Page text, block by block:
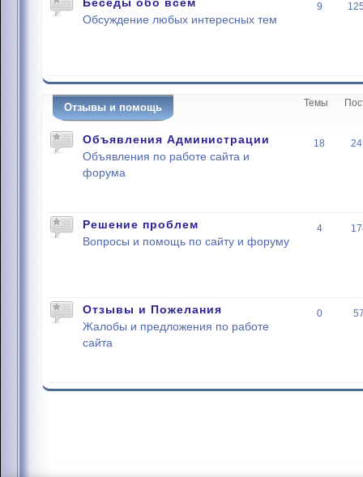
Обсуждение любых интересных тем
9
Отзывы и помощь Темы
Объявления Администрации
Объявления по работе сайта и
форума
18
Решение проблем
Вопросы и помощь по сайту и форуму
4
Отзывы и Пожелания
Жалобы и предложения по работе
сайта
0